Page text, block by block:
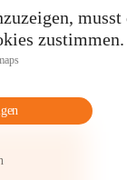
musst
zustimmen.